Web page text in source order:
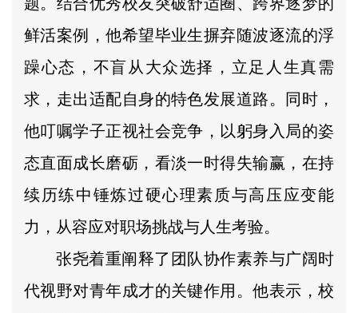
鲜活案例，他希望毕业生摒弃随波逐流的浮
躁心态，不盲从大众选择，立足人生真需
求，走出适配自身的特色发展道路。同时，
他叮嘱学子正视社会竞争，以躬身入局的姿
态直面成长磨砺，看淡一时得失输赢，在持
续历练中锤炼过硬心理素质与高压应变能
力，从容应对职场挑战与人生考验。
张尧着重阐释了团队协作素养与广阔时
代视野对青年成才的关键作用。他表示，校